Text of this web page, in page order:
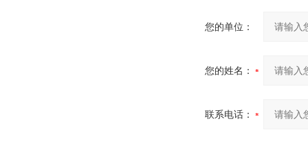
您的单位：
您的姓名：
联系电话：